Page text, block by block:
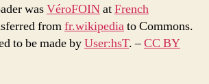
wasVéroFOINatFrench
fromfr.wikipediato Commons.
to be made byUser:hsT. –CC BY